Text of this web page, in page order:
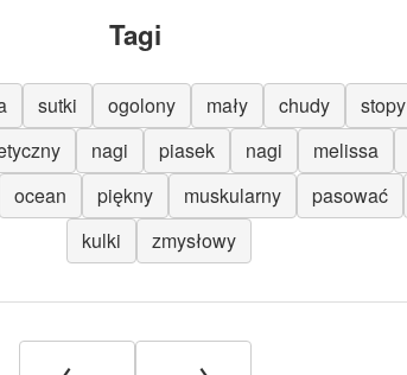
Tagi
sutki ogolony mały chudy stopy
nagi piasek nagi melissa
ocean piękny muskularny pasować
kulki
zmysłowy